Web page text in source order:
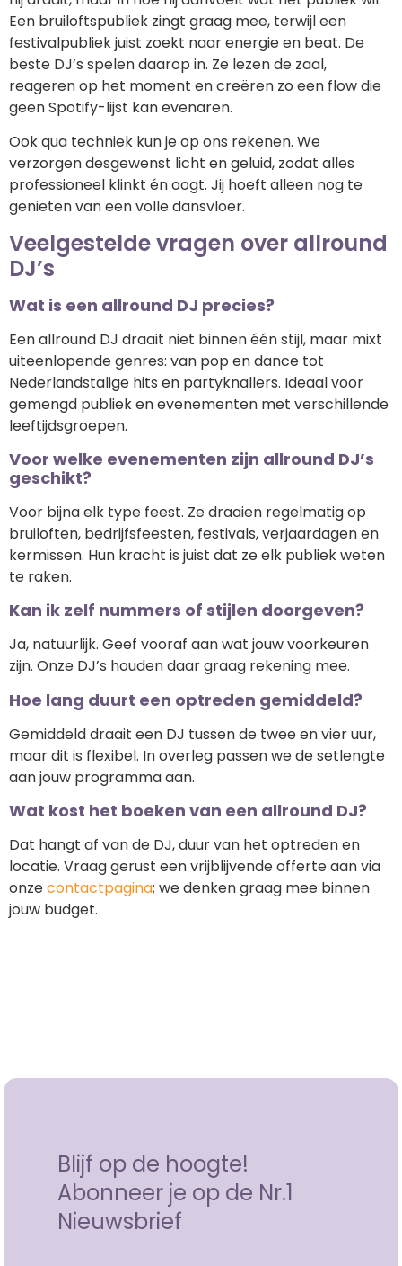
Een bruiloftspubliek zingt graag mee, terwijl een
festivalpubliek juist zoekt naar energie en beat. De
beste DJ’s spelen daarop in. Ze lezen de zaal,
reageren op het moment en creëren zo een flow die
geen Spotify-lijst kan evenaren.
Ook qua techniek kun je op ons rekenen. We
verzorgen desgewenst licht en geluid, zodat alles
professioneel klinkt én oogt. Jij hoeft alleen nog te
genieten van een volle dansvloer.
Veelgestelde vragen over allround
DJ’s
Wat is een allround DJ precies?
Een allround DJ draait niet binnen één stijl, maar mixt
uiteenlopende genres: van pop en dance tot
Nederlandstalige hits en partyknallers. Ideaal voor
gemengd publiek en evenementen met verschillende
leeftijdsgroepen.
Voor welke evenementen zijn allround DJ’s
geschikt?
Voor bijna elk type feest. Ze draaien regelmatig op
bruiloften, bedrijfsfeesten, festivals, verjaardagen en
kermissen. Hun kracht is juist dat ze elk publiek weten
te raken.
Kan ik zelf nummers of stijlen doorgeven?
Ja, natuurlijk. Geef vooraf aan wat jouw voorkeuren
zijn. Onze DJ’s houden daar graag rekening mee.
Hoe lang duurt een optreden gemiddeld?
Gemiddeld draait een DJ tussen de twee en vier uur,
maar dit is flexibel. In overleg passen we de setlengte
aan jouw programma aan.
Wat kost het boeken van een allround DJ?
Dat hangt af van de DJ, duur van het optreden en
locatie. Vraag gerust een vrijblijvende offerte aan via
onzecontactpagina; we denken graag mee binnen
jouw budget.
Blijf op de hoogte!
Abonneer je op de Nr.1
Nieuwsbrief